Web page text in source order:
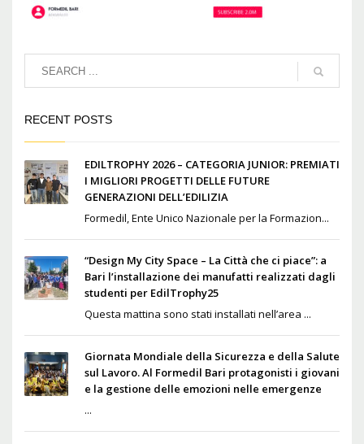
RECENT POSTS
EDILTROPHY 2026 – CATEGORIA JUNIOR: PREMIATI
I MIGLIORI PROGETTI DELLE FUTURE
GENERAZIONI DELL’EDILIZIA
Formedil, Ente Unico Nazionale per la Formazion...
“Design My City Space – La Città che ci piace”: a
Bari l’installazione dei manufatti realizzati dagli
studenti per EdilTrophy25
Questa mattina sono stati installati nell’area ...
Giornata Mondiale della Sicurezza e della Salute
sul Lavoro. Al Formedil Bari protagonisti i giovani
e la gestione delle emozioni nelle emergenze
...